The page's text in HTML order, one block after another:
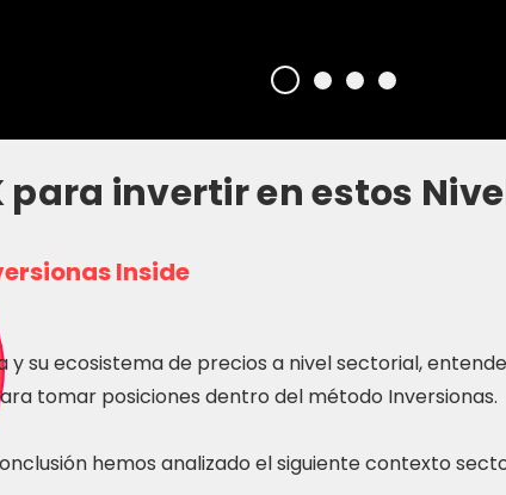
para invertir en estos
Inside
y su ecosistema de precios a nivel sectorial,
tomar posiciones dentro del método Inversionas.
hemos analizado el siguiente contexto